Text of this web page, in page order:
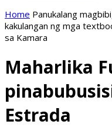
Home Panukalang
kakulangan ng mga
sa Kamara
Maharlika
Estrada